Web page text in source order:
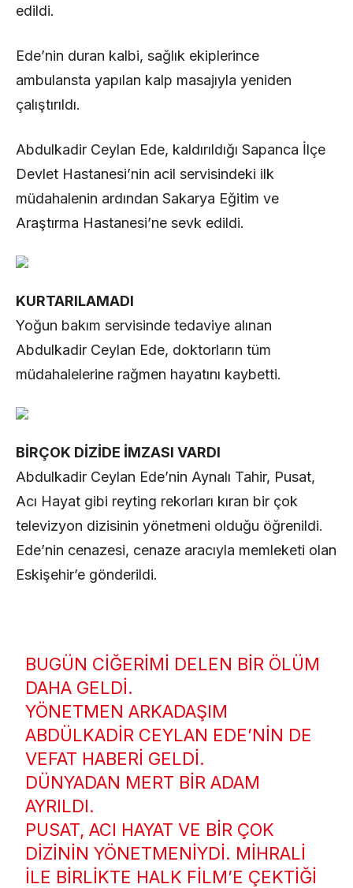
edildi.
Ede’nin duran kalbi, sağlık ekiplerince
ambulansta yapılan kalp masajıyla yeniden
çalıştırıldı.
Abdulkadir Ceylan Ede, kaldırıldığı Sapanca İlçe
Devlet Hastanesi’nin acil servisindeki ilk
müdahalenin ardından Sakarya Eğitim ve
Araştırma Hastanesi’ne sevk edildi.
KURTARILAMADI
Yoğun bakım servisinde tedaviye alınan
Abdulkadir Ceylan Ede, doktorların tüm
müdahalelerine rağmen hayatını kaybetti.
BİRÇOK DİZİDE İMZASI VARDI
Abdulkadir Ceylan Ede’nin Aynalı Tahir, Pusat,
Acı Hayat gibi reyting rekorları kıran bir çok
televizyon dizisinin yönetmeni olduğu öğrenildi.
Ede’nin cenazesi, cenaze aracıyla memleketi olan
Eskişehir’e gönderildi.
BUGÜN CIĞERIMI DELEN BIR ÖLÜM
DAHA GELDI.
YÖNETMEN ARKADAŞIM
ABDÜLKADIR CEYLAN EDE’NIN DE
VEFAT HABERI GELDI.
DÜNYADAN MERT BIR ADAM
AYRILDI.
PUSAT, ACI HAYAT VE BIR ÇOK
DIZININ YÖNETMENIYDI. MIHRALI
ILE BIRLIKTE HALK FILM’E ÇEKTIĞI